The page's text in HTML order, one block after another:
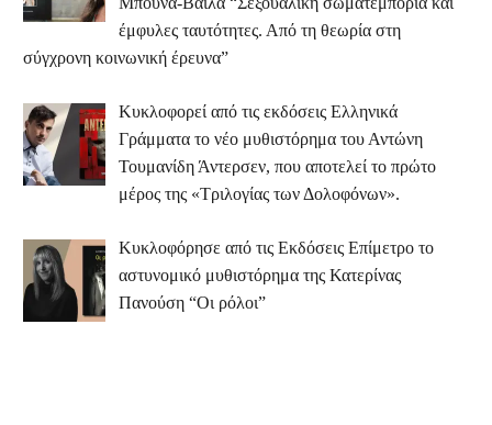
έμφυλες ταυτότητες. Από τη θεωρία στη
σύγχρονη κοινωνική έρευνα”
Κυκλοφορεί από τις εκδόσεις Ελληνικά
Γράμματα το νέο μυθιστόρημα του Αντώνη
Τουμανίδη Άντερσεν, που αποτελεί το πρώτο
μέρος της «Τριλογίας των Δολοφόνων».
Κυκλοφόρησε από τις Εκδόσεις Επίμετρο το
αστυνομικό μυθιστόρημα της Κατερίνας
Πανούση “Οι ρόλοι”